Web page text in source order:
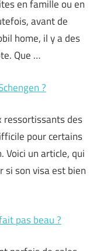
en famille ou en
avant de
home, il y a des
Que …
?
ressortissants des
pour certains
Voici un article, qui
si son visa est bien
pas beau ?